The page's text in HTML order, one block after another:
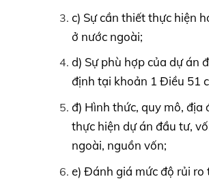
c) Sự cần thiết thực hiện
ở nước ngoài;
d) Sự phù hợp của dự án
định tại khoản 1 Điều 51
đ) Hình thức, quy mô, địa
thực hiện dự án đầu tư,
ngoài, nguồn vốn;
e) Đánh giá mức độ rủi ro